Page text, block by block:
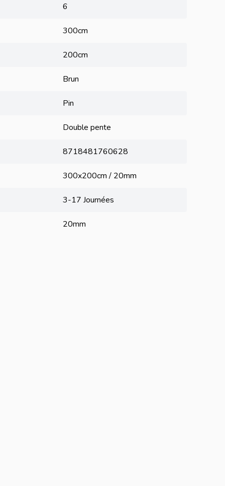
6
300cm
200cm
Brun
Pin
Double pente
8718481760628
300x200cm / 20mm
3-17 Journées
20mm